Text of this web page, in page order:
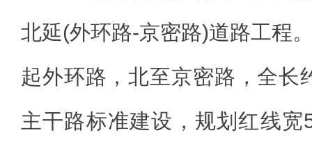
北延(外环路-京密路)道路工程
起外环路，北至京密路，全长
主干路标准建设，规划红线